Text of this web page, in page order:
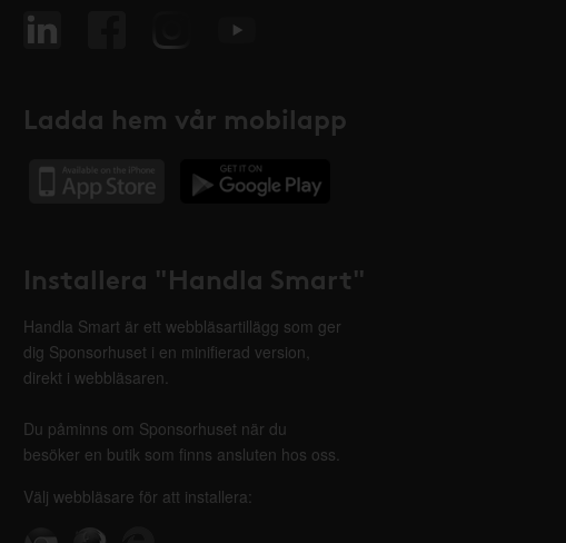
Ladda hem vår mobilapp
Installera "Handla Smart"
Handla Smart är ett webbläsartillägg som ger
dig Sponsorhuset i en minifierad version,
direkt i webbläsaren.
Du påminns om Sponsorhuset när du
besöker en butik som finns ansluten hos oss.
Välj webbläsare för att installera: